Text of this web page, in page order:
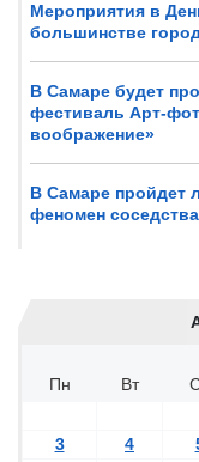
Мероприятия в
большинстве
В Самаре будет
фестиваль Арт-
воображение»
В Самаре пройдет
феномен
Пн
Вт
3
4